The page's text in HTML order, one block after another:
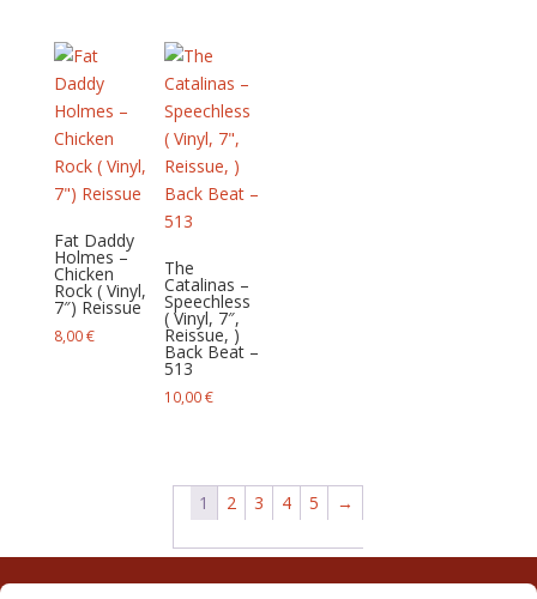
Fat Daddy
Holmes –
Chicken
Rock ( Vinyl,
7″) Reissue
8,00€
The
Catalinas –
Speechless
( Vinyl, 7″,
Reissue, )
Back Beat –
513
10,00€
1 2 3 4 5 →